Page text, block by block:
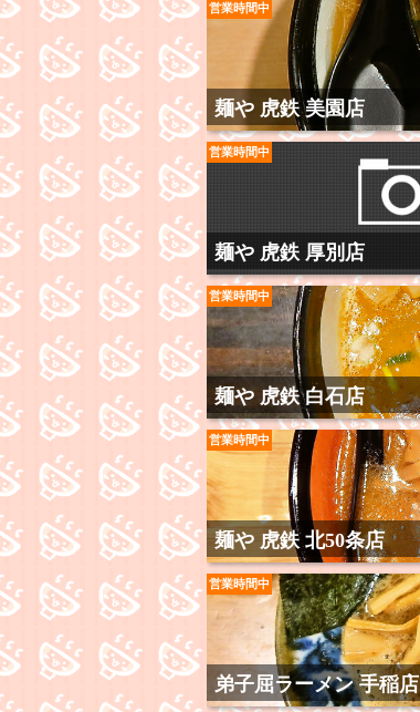
麺や 虎鉄 美園店
営業時間中
麺や 虎鉄 厚別店
営業時間中
麺や 虎鉄 白石店
営業時間中
麺や 虎鉄 北50条店
営業時間中
弟子屈ラーメン 手稲店
営業時間中